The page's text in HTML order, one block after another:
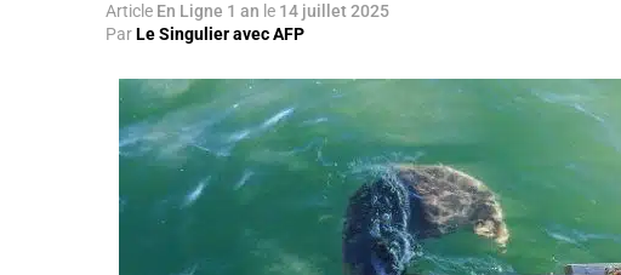
Article En Ligne 1 an le 14 juillet 2025
ParLe Singulier avec AFP